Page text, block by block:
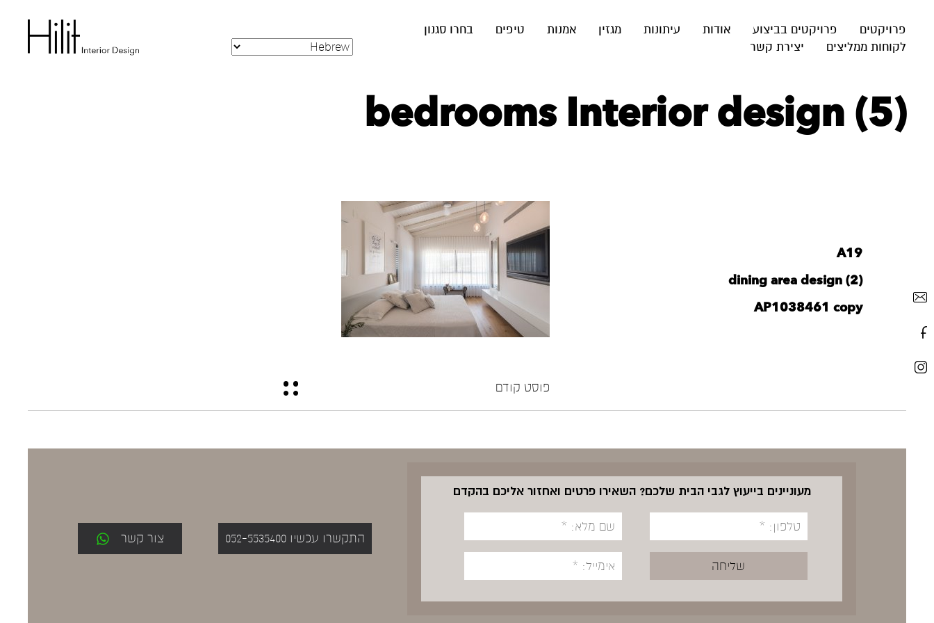
פרויקטים פרויקטים בביצוע אודות עיתונות מגזין אמנות טיפים
בחרו סגנון
לקוחות ממליצים
יצירת קשר
bedrooms Interior design (5)
A19
dining area design (2)
AP1038461 copy
פוסט קודם
מעוניינים בייעוץ לגבי הבית שלכם? השאירו פרטים ואחזור אליכם בהקדם
התקשרו עכשיו 052-5535400 צור קשר